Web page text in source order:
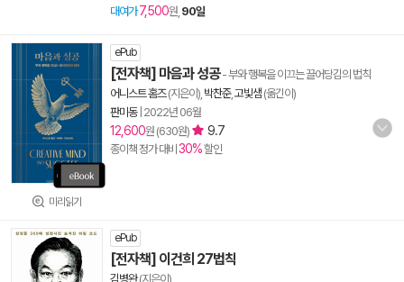
대여가 7,500원, 90일
미리읽기
ePub
[전자책] 마음과 성공- 부와 행복을 이끄는 끌어당김의 법칙
어니스트 홈즈(지은이), 박찬준, 고빛샘 (옮긴이)
판미동| 2022년 06월
12,600원 (630원) 9.7
종이책 정가 대비 30%할인
ePub
[전자책] 이건희 27법칙
김병완(지은이)